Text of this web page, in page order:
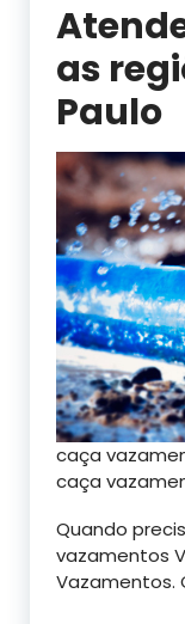
as
Paulo
caça
caça
Quando
vazamentos
Vazamentos.